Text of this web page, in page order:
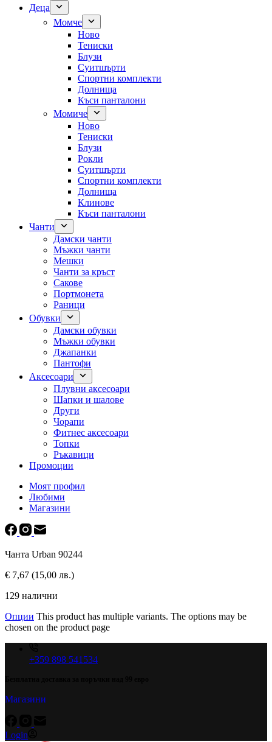
Деца
Момче
Ново
Тениски
Блузи
Суитшърти
Спортни комплекти
Долнища
Къси панталони
Момиче
Ново
Тениски
Блузи
Рокли
Суитшърти
Спортни комплекти
Долнища
Клинове
Къси панталони
Чанти
Дамски чанти
Мъжки чанти
Мешки
Чанти за кръст
Сакове
Портмонета
Раници
Обувки
Дамски обувки
Мъжки обувки
Джапанки
Пантофи
Аксесоари
Плувни аксесоари
Шапки и шалове
Други
Чорапи
Фитнес аксесоари
Топки
Ръкавици
Промоции
Моят профил
Любими
Магазини
Чанта Urban 90244
€ 7,67 (15,00 лв.)
129 налични
Опции This product has multiple variants. The options may be
chosen on the product page
+359 898 541534
Магазини
Login